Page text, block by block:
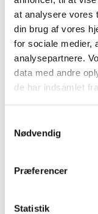
at analysere vores
din brug af vores
for sociale medier,
analysepartnere.
data med andre
de har indsamlet
Nødvendig
Præferencer
Statistik
FORLAGET
FORLAGET
GADS FORLAG
FORLAGET PLENUM
GUTKIND FORLAG